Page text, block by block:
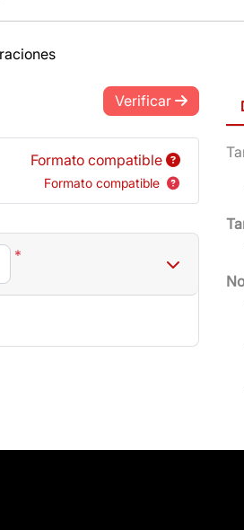
Verificar
Formato compatible
Formato compatible
*